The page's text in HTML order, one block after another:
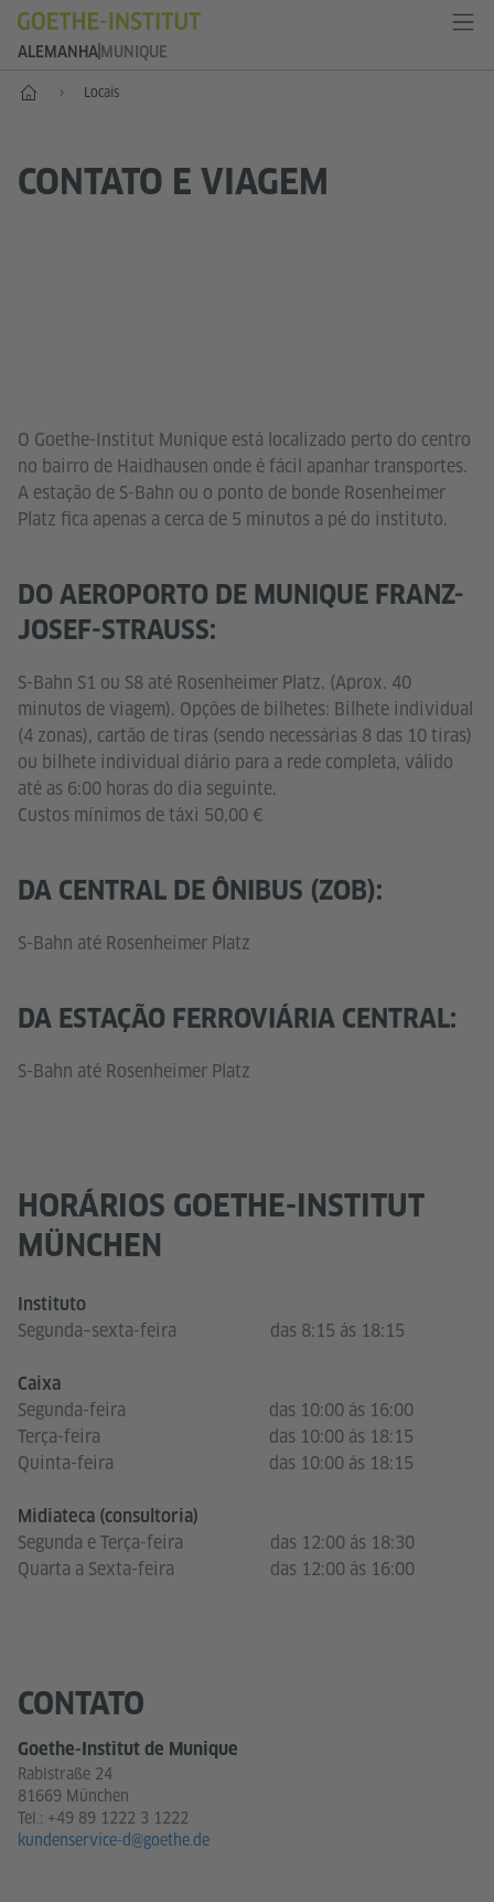
ALEMANHA MUNIQUE
-- Locais
CONTATO E VIAGEM
O Goethe-Institut Munique está localizado perto do centro
no bairro de Haidhausen onde é fácil apanhar transportes.
A estação de S-Bahn ou o ponto de bonde Rosenheimer
Platz fica apenas a cerca de 5 minutos a pé do instituto.
DO AEROPORTO DE MUNIQUE FRANZ-
JOSEF-STRAUSS:
S-Bahn S1 ou S8 até Rosenheimer Platz. (Aprox. 40
minutos de viagem). Opções de bilhetes: Bilhete individual
(4 zonas), cartão de tiras (sendo necessárias 8 das 10 tiras)
ou bilhete individual diário para a rede completa, válido
até as 6:00 horas do dia seguinte.
Custos mínimos de táxi 50,00 €
DA CENTRAL DE ÔNIBUS (ZOB):
S-Bahn até Rosenheimer Platz
DA ESTAÇÃO FERROVIÁRIA CENTRAL:
S-Bahn até Rosenheimer Platz
HORÁRIOS GOETHE-INSTITUT
MÜNCHEN
Instituto
Segunda–sexta-feira das 8:15 ás 18:15
Caixa
Segunda-feira
das 10:00 ás 16:00
Terça-feira
das 10:00 ás 18:15
Quinta-feira
das 10:00 ás 18:15
Midiateca (consultoria)
Segunda e Terça-feira
das 12:00 ás 18:30
Quarta a Sexta-feira
das 12:00 ás 16:00
CONTATO
Goethe-Institut de Munique
Rablstraße 24
81669 München
Tel.: +49 89 1222 3 1222
kundenservice-d@goethe.de